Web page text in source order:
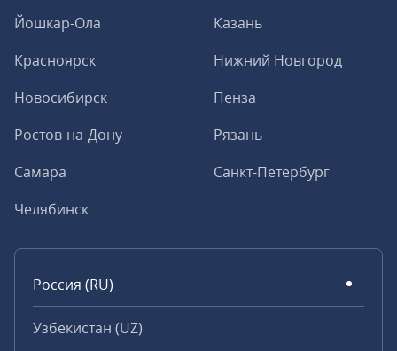
Йошкар-Ола
Казань
Красноярск
Нижний Новгород
Новосибирск
Пенза
Ростов-на-Дону
Рязань
Самара
Санкт-Петербург
Челябинск
Россия (RU)
Узбекистан (UZ)